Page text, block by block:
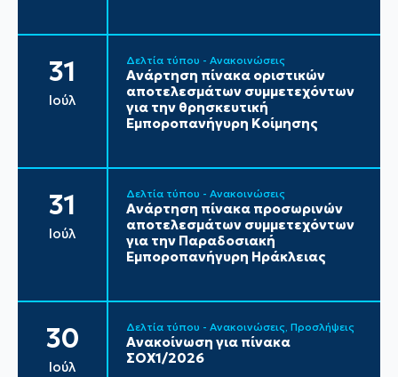
31
Ιούλ
Δελτία τύπου - Ανακοινώσεις
Ανάρτηση πίνακα οριστικών
αποτελεσμάτων συμμετεχόντων
για την θρησκευτική
Εμποροπανήγυρη Κοίμησης
31
Ιούλ
Δελτία τύπου - Ανακοινώσεις
Ανάρτηση πίνακα προσωρινών
αποτελεσμάτων συμμετεχόντων
για την Παραδοσιακή
Εμποροπανήγυρη Ηράκλειας
30
Ιούλ
Δελτία τύπου - Ανακοινώσεις Προσλήψεις
Ανακοίνωση για πίνακα
ΣΟΧ1/2026